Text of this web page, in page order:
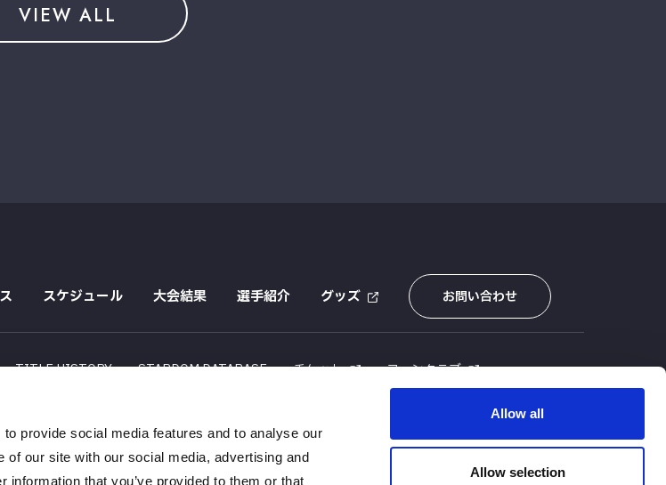
provide social media features and to analyse our
our site with our social media, advertising and
that you’ve provided to them or that
Allow all
Allow selection
VIEW ALL
スケジュール 大会結果 選手紹介 グッズ お問い合わせ
TITLE HISTORY STARDOM DATABASE チケット ファンクラブ
情報